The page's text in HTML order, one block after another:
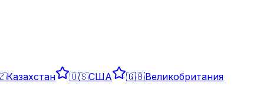
Казахстан 🇺🇸США 🇬🇧Великобритания